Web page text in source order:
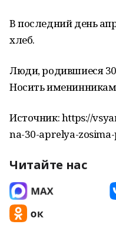
В последний день
хлеб.
Люди, родившиеся
Носить
Источник: https://
na-30-aprelya-
Читайте нас